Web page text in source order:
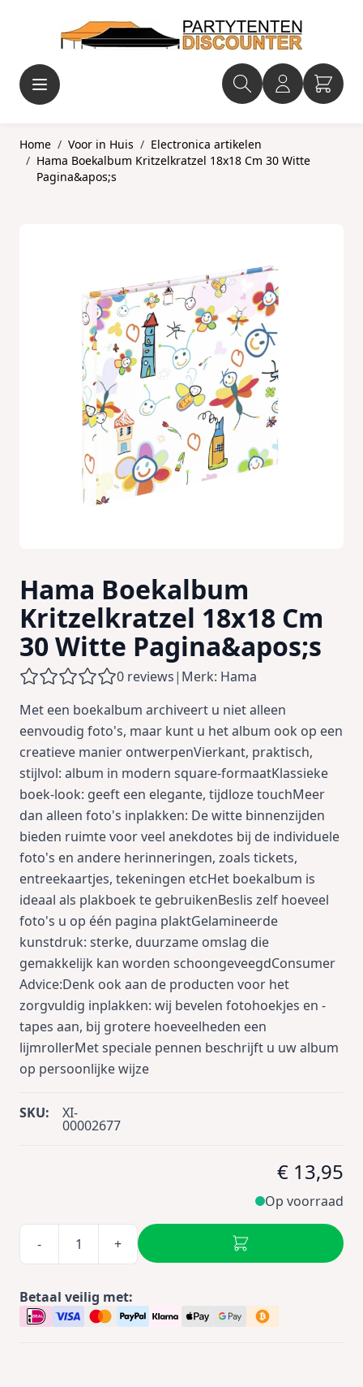
Home / Voor in Huis / Electronica artikelen
/ Hama Boekalbum Kritzelkratzel 18x18 Cm 30 Witte
Pagina&apos;s
Hama Boekalbum
Kritzelkratzel 18x18 Cm
30 Witte Pagina&apos;s
0 reviews| Merk: Hama
Met een boekalbum archiveert u niet alleen
eenvoudig foto's, maar kunt u het album ook op een
creatieve manier ontwerpenVierkant, praktisch,
stijlvol: album in modern square-formaatKlassieke
boek-look: geeft een elegante, tijdloze touchMeer
dan alleen foto's inplakken: De witte binnenzijden
bieden ruimte voor veel anekdotes bij de individuele
foto's en andere herinneringen, zoals tickets,
entreekaartjes, tekeningen etcHet boekalbum is
ideaal als plakboek te gebruikenBeslis zelf hoeveel
foto's u op één pagina plaktGelamineerde
kunstdruk: sterke, duurzame omslag die
gemakkelijk kan worden schoongeveegdConsumer
Advice:Denk ook aan de producten voor het
zorgvuldig inplakken: wij bevelen fotohoekjes en -
tapes aan, bij grotere hoeveelheden een
lijmrollerMet speciale pennen beschrijft u uw album
op persoonlijke wijze
SKU: XI-
00002677
€ 13,95
Op voorraad
- +
Betaal veilig met: